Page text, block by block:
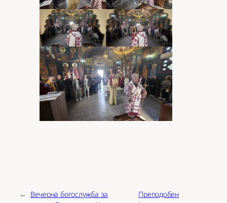
←
Вечерна богослужба за
Преподобен